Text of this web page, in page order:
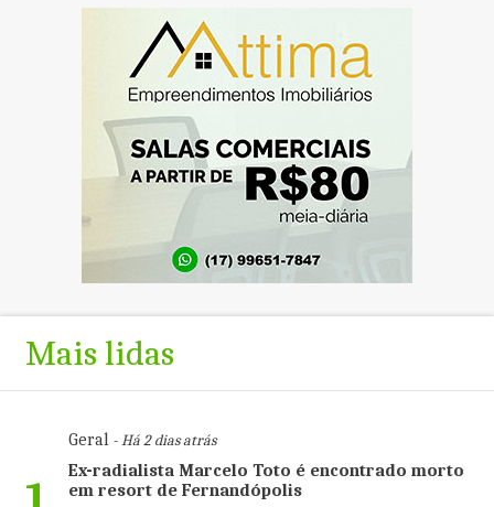
Mais lidas
Geral- Há 2 dias atrás
Ex-radialista Marcelo Toto é encontrado morto
em resort de Fernandópolis